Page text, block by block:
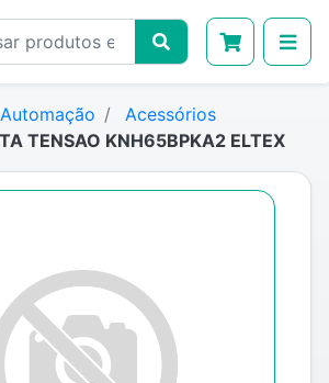
Automação
Acessórios
TENSAO KNH65BPKA2 ELTEX